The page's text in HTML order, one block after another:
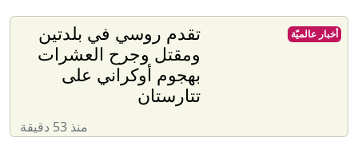
تقدم روسي في بلدتين
ومقتل وجرح العشرات
بهجوم أوكراني على
تتارستان
منذ 53 دقيقة
أخبار عالميّة